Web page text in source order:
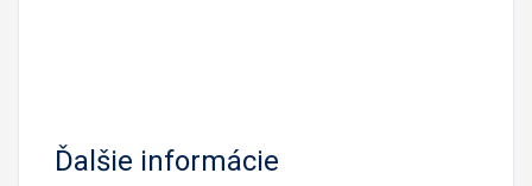
Ďalšie informácie